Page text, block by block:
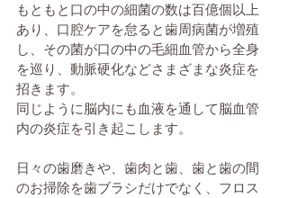
もともと口の中の細菌の数は百億個以上
あり、口腔ケアを怠ると歯周病菌が増殖
し、その菌が口の中の毛細血管から全身
を巡り、動脈硬化などさまざまな炎症を
招きます。
同じように脳内にも血液を通して脳血管
内の炎症を引き起こします。
日々の歯磨きや、歯肉と歯、歯と歯の間
のお掃除を歯ブラシだけでなく、フロス